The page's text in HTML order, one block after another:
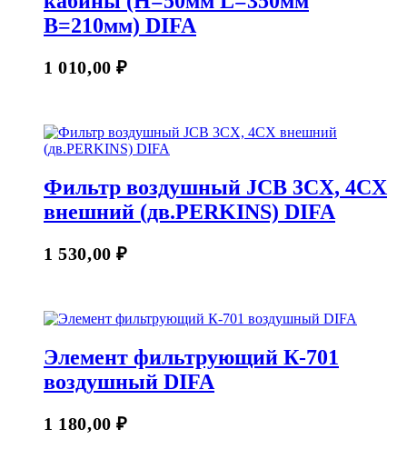
В=210мм) DIFA
1 010,00₽
Фильтр воздушный JCB 3CX, 4CX
внешний (дв.PERKINS) DIFA
1 530,00₽
Элемент фильтрующий К-701
воздушный DIFA
1 180,00₽